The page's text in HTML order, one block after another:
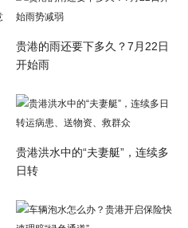
贵港的雨还要下多久？7月22日
开始雨
贵港洪水中的“夫妻艇”，连续多
日转